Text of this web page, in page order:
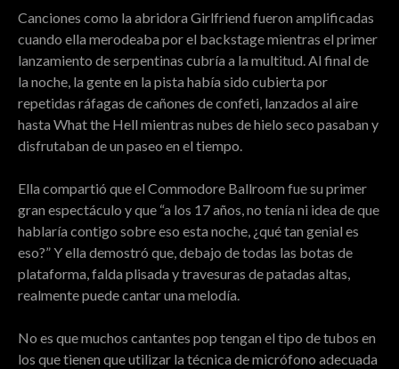
Canciones como la abridora Girlfriend fueron amplificadas
cuando ella merodeaba por el backstage mientras el primer
lanzamiento de serpentinas cubría a la multitud. Al final de
la noche, la gente en la pista había sido cubierta por
repetidas ráfagas de cañones de confeti, lanzados al aire
hasta What the Hell mientras nubes de hielo seco pasaban y
disfrutaban de un paseo en el tiempo.
Ella compartió que el Commodore Ballroom fue su primer
gran espectáculo y que “a los 17 años, no tenía ni idea de que
hablaría contigo sobre eso esta noche, ¿qué tan genial es
eso?” Y ella demostró que, debajo de todas las botas de
plataforma, falda plisada y travesuras de patadas altas,
realmente puede cantar una melodía.
No es que muchos cantantes pop tengan el tipo de tubos en
los que tienen que utilizar la técnica de micrófono adecuada